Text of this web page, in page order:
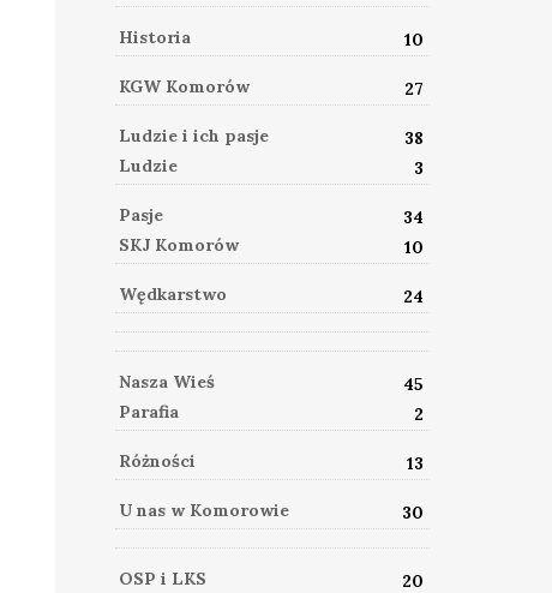
Historia 10
KGW Komorów 27
Ludzie i ich pasje
38
Ludzie
3
Pasje
34
SKJ Komorów
10
Wędkarstwo 24
Nasza Wieś
45
Parafia
2
Różności 13
U nas w Komorowie 30
OSP i LKS
20